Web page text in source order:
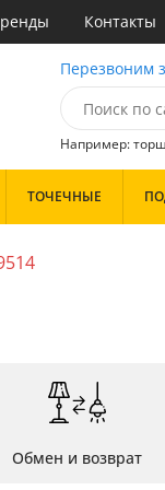
Контакты
Перезвоним
Например:
ТОЧЕЧНЫЕ
Обмен и возврат